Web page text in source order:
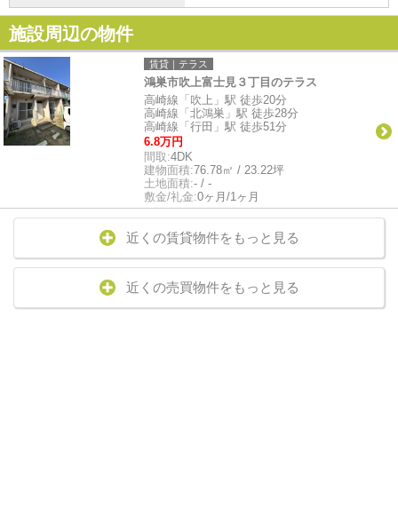
施設周辺の物件
賃貸｜テラス
鴻巣市吹上富士見３丁目のテラス
高崎線「吹上」駅 徒歩20分
高崎線「北鴻巣」駅 徒歩28分
高崎線「行田」駅 徒歩51分
6.8万円
間取:4DK
建物面積:76.78㎡ / 23.22坪
土地面積:- / -
敷金/礼金:0ヶ月/1ヶ月
近くの賃貸物件をもっと見る
近くの売買物件をもっと見る